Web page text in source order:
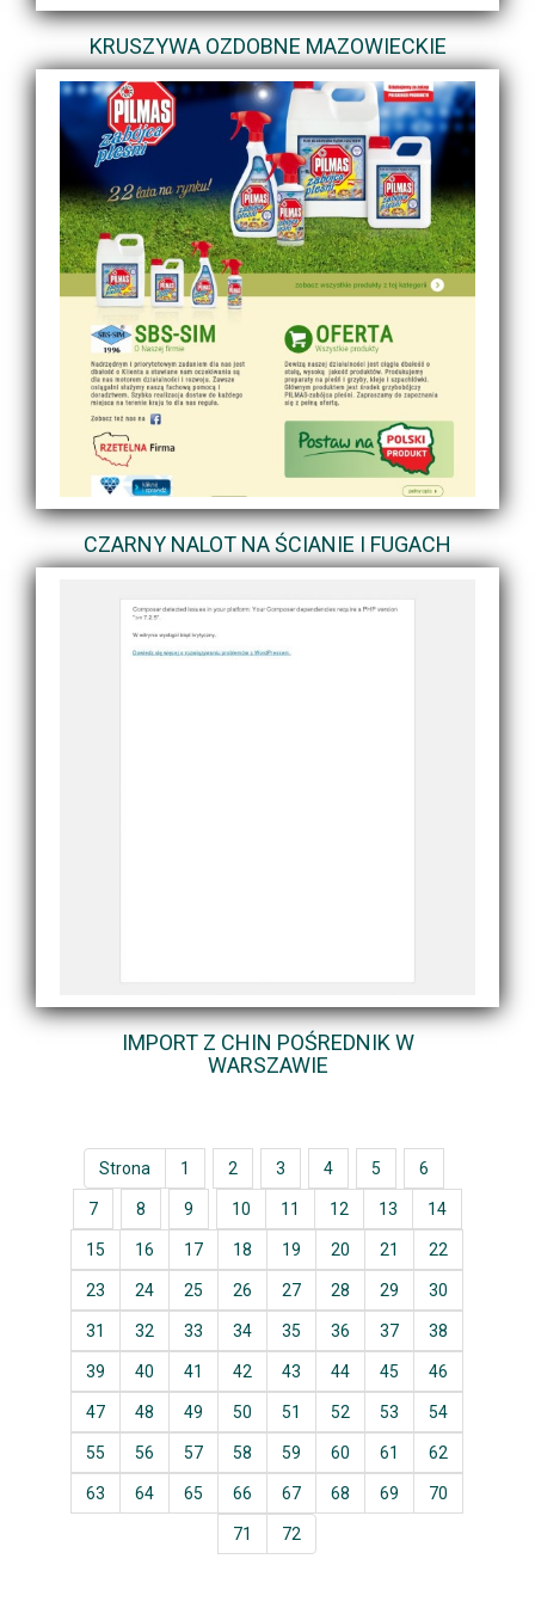
KRUSZYWA OZDOBNE MAZOWIECKIE
CZARNY NALOT NA ŚCIANIE I FUGACH
IMPORT Z CHIN POŚREDNIK W
WARSZAWIE
Strona 1 2 3 4 5 6
7 8 9 10 11 12 13 14
15 16 17 18 19 20 21 22
23 24 25 26 27 28 29 30
31 32 33 34 35 36 37 38
39 40 41 42 43 44 45 46
47 48 49 50 51 52 53 54
55 56 57 58 59 60 61 62
63 64 65 66 67 68 69 70
71 72